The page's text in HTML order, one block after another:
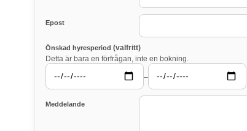
Epost
Önskad hyresperiod (valfritt)
Detta är bara en förfrågan, inte en bokning.
–
Meddelande